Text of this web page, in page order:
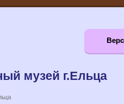
музей г.Ельца